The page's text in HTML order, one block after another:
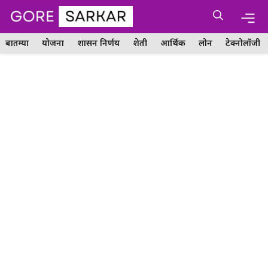
Skip
content
बातम्या योजना शासन निर्णय शेती आर्थिक लोन टेक्नोलॉजी